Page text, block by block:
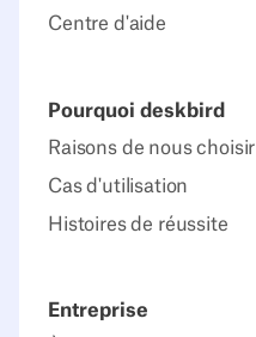
Centre d'aide
Pourquoi deskbird
Raisons de nous choisir
Cas d'utilisation
Histoires de réussite
Entreprise